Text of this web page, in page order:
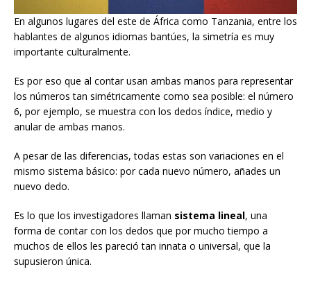
En algunos lugares del este de África como Tanzania, entre los
hablantes de algunos idiomas bantúes, la simetría es muy
importante culturalmente.
Es por eso que al contar usan ambas manos para representar
los números tan simétricamente como sea posible: el número
6, por ejemplo, se muestra con los dedos índice, medio y
anular de ambas manos.
A pesar de las diferencias, todas estas son variaciones en el
mismo sistema básico: por cada nuevo número, añades un
nuevo dedo.
Es lo que los investigadores llaman sistema lineal, una
forma de contar con los dedos que por mucho tiempo a
muchos de ellos les pareció tan innata o universal, que la
supusieron única.